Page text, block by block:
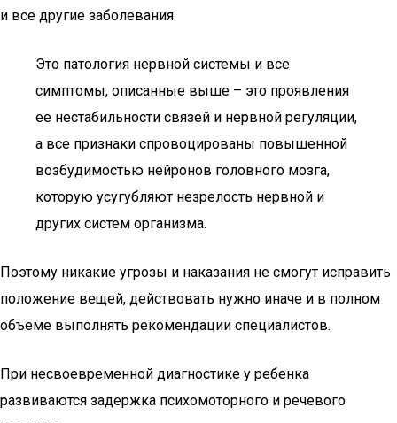
и все другие заболевания.
Это патология нервной системы и все
симптомы, описанные выше – это проявления
ее нестабильности связей и нервной регуляции,
а все признаки спровоцированы повышенной
возбудимостью нейронов головного мозга,
которую усугубляют незрелость нервной и
других систем организма.
Поэтому никакие угрозы и наказания не смогут исправить
положение вещей, действовать нужно иначе и в полном
объеме выполнять рекомендации специалистов.
При несвоевременной диагностике у ребенка
развиваются задержка психомоторного и речевого